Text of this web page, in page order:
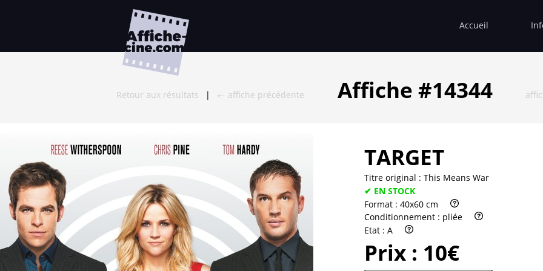
Accueil
Retour aux résultats | ← affiche précédente Affiche #14344
TARGET
Titre original : This Means War
✔ EN STOCK
Format : 40x60 cm
Conditionnement : pliée
Etat : A
Prix : 10€